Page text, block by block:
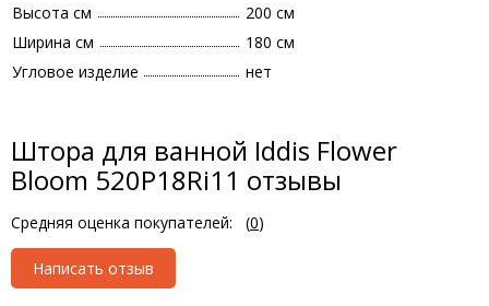
Высота см
200 см
Ширина см
180 см
Угловое изделие
нет
Штора для ванной Iddis Flower
Bloom 520P18Ri11 отзывы
Средняя оценка покупателей: (0)
Написать отзыв